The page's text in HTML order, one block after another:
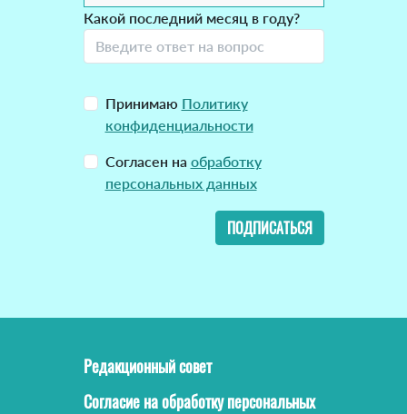
Какой последний месяц в году?
Принимаю Политику
конфиденциальности
Согласен на обработку
персональных данных
ПОДПИСАТЬСЯ
Редакционный совет
Согласие на обработку персональных